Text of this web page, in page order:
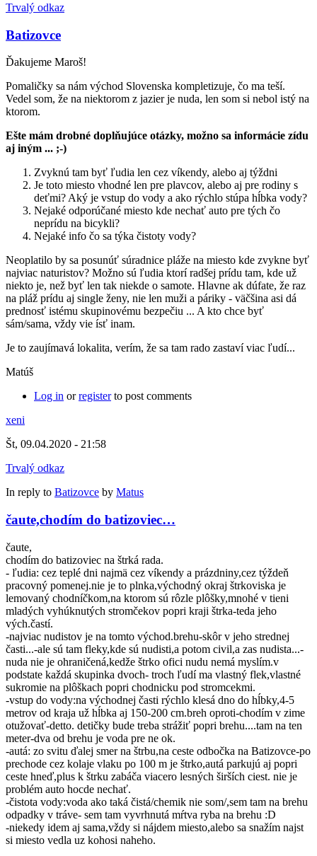
Trvalý odkaz
Batizovce
Ďakujeme Maroš!
Pomaličky sa nám východ Slovenska kompletizuje, čo ma teší.
Vedel som, že na niektorom z jazier je nuda, len som si nebol istý na
ktorom.
Ešte mám drobné doplňujúce otázky, možno sa informácie zídu
aj iným ... ;-)
Zvyknú tam byť ľudia len cez víkendy, alebo aj týždni
Je toto miesto vhodné len pre plavcov, alebo aj pre rodiny s
deťmi? Aký je vstup do vody a ako rýchlo stúpa hĺbka vody?
Nejaké odporúčané miesto kde nechať auto pre tých čo
neprídu na bicykli?
Nejaké info čo sa týka čistoty vody?
Neoplatilo by sa posunúť súradnice pláže na miesto kde zvykne byť
najviac naturistov? Možno sú ľudia ktorí radšej prídu tam, kde už
niekto je, než byť len tak niekde o samote. Hlavne ak dúfate, že raz
na pláž prídu aj single ženy, nie len muži a páriky - väčšina asi dá
prednosť istému skupinovému bezpečiu ... A kto chce byť
sám/sama, vždy vie ísť inam.
Je to zaujímavá lokalita, verím, že sa tam rado zastaví viac ľudí...
Matúš
Log in orregisterto post comments
xeni
Št, 09.04.2020 - 21:58
Trvalý odkaz
In reply to Batizovce by Matus
čaute,chodím do batizoviec…
čaute,
chodím do batizoviec na štrká rada.
- ľudia: cez teplé dni najmä cez víkendy a prázdniny,cez týždeň
pracovný pomenej.nie je to plnka,východný okraj štrkoviska je
lemovaný chodníčkom,na ktorom sú rôzle plôšky,mnohé v tieni
mladých vyhúknutých stromčekov popri kraji štrka-teda jeho
vých.častí.
-najviac nudistov je na tomto východ.brehu-skôr v jeho strednej
časti...-ale sú tam fleky,kde sú nudisti,a potom civil,a zas nudista...-
nuda nie je ohraničená,kedže štrko ofici nudu nemá myslím.v
podstate každá skupinka dvoch- troch ľudí ma vlastný flek,vlastné
sukromie na plôškach popri chodnicku pod stromcekmi.
-vstup do vody:na východnej časti rýchlo klesá dno do hĺbky,4-5
metrov od kraja už hĺbka aj 150-200 cm.breh oproti-chodím v zime
otužovať-detto. detičky bude treba strážiť popri brehu....tam na ten
meter-dva od brehu je voda pre ne ok.
-autá: zo svitu ďalej smer na štrbu,na ceste odbočka na Batizovce-po
prechode cez kolaje vlaku po 100 m je štrko,autá parkujú aj popri
ceste hneď,plus k štrku zabáča viacero lesných širších ciest. nie je
problém auto hocde nechať.
-čistota vody:voda ako taká čistá/chemik nie som/,sem tam na brehu
odpadky v tráve- sem tam vyvrhnutá mŕtva ryba na brehu :D
-niekedy idem aj sama,vždy si nájdem miesto,alebo sa snažím najst
si miesto vedla uz kohosi naheho.